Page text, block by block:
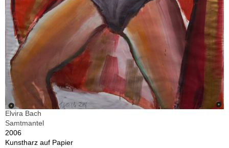
Elvira Bach
Samtmantel
2006
Kunstharz auf Papier